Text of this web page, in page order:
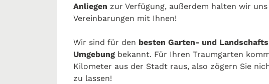
Anliegen zur Verfügung, außerdem halten wir
Vereinbarungen mit Ihnen!
Wir sind für den besten Garten- und
Umgebung bekannt. Für Ihren Traumgarten
Kilometer aus der Stadt raus, also zögern Sie
zu lassen!